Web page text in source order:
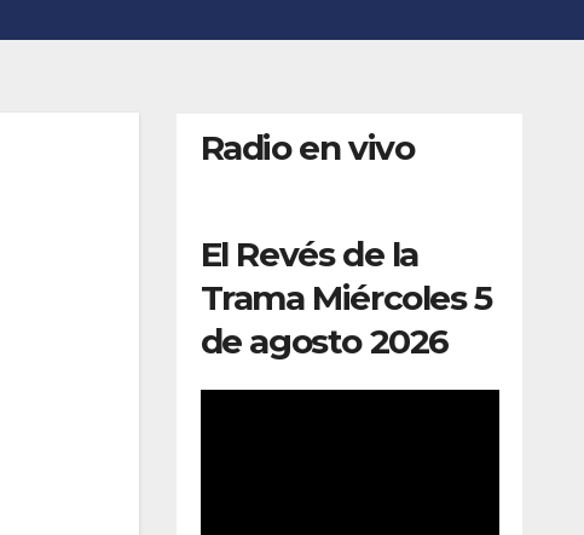
Radio en vivo
El Revés de la
Trama Miércoles 5
de agosto 2026